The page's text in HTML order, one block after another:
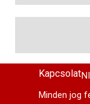
MISTER
Minden jog
Kapcsolat